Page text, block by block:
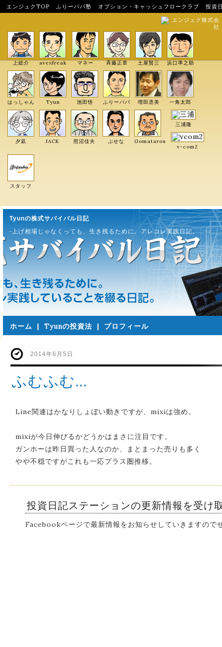
エンジュクTOP ふりーパパ塾 オプション・キャッシュフロークラブ
投資
エンジュク株式会
社
上総介 avexfreak マネー 斉藤正章 土屋賢三 浜口準之助
はっしゃん Tyun 池田悟 ふりーパパ 増田丞美 一角太郎
夕凪 JACK 照沼佳夫 ぶせな Gomatarou
三浦隆
v-com2
スタッフ
Tyunの株式サバイバル日記
-上げ相場じゃなくっても、生き残るために。アレコレ実践日記。
ホーム | Tyunの投資法 | プロフィール
2014年6月5日
ふむふむ…
Line関連はかなりしょぼい動きですが、mixiは強め。
mixiが今日伸びるかどうかはまさに注目です。
ガンホーは昨日買った人なのか、まとまった売りも多く
やや不穏ですがこれも一応プラス圏推移。
投資日記ステーションの更新情報を受け
Facebookページで最新情報をお知らせしていきますので